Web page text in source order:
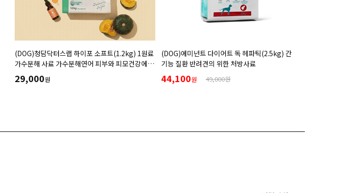
(DOG)청담닥터스랩 하이포 소프트(1.2kg) 1원료
가수분해 사료 가수분해연어 피부와 피모건강에
도움 장건강 긴장완화 부드러운식감
29,000원
(DOG)에미넌트 다이어트 독 헤파틱(2.5kg) 간
기능 질환 반려견의 위한 처방사료
44,100원 49,000원